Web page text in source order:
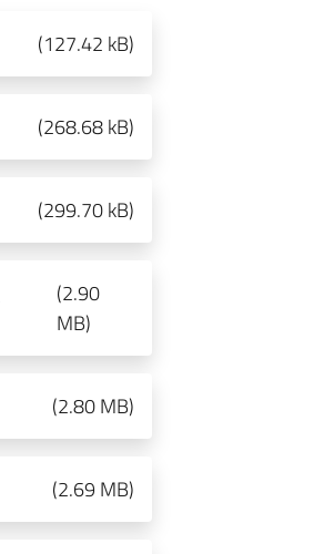
(127.42 kB)
(268.68 kB)
(299.70 kB)
(2.90
MB)
(2.80 MB)
(2.69 MB)